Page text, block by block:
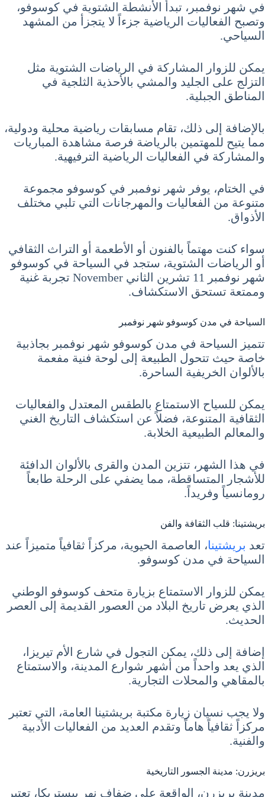
في شهر نوفمبر، تبدأ الأنشطة الشتوية في كوسوفو،
وتصبح الفعاليات الرياضية جزءاً لا يتجزأ من المشهد
السياحي.
يمكن للزوار المشاركة في الرياضات الشتوية مثل
التزلج على الجليد والمشي بالأحذية الثلجية في
المناطق الجبلية.
بالإضافة إلى ذلك، تقام مسابقات رياضية محلية ودولية،
مما يتيح للمهتمين بالرياضة فرصة مشاهدة المباريات
والمشاركة في الفعاليات الرياضية الترفيهية.
في الختام، يوفر شهر نوفمبر في كوسوفو مجموعة
متنوعة من الفعاليات والمهرجانات التي تلبي مختلف
الأذواق.
سواء كنت مهتماً بالفنون أو الأطعمة أو التراث الثقافي
أو الرياضات الشتوية، ستجد في السياحة في كوسوفو
شهر نوفمبر 11 تشرين الثاني November تجربة غنية
وممتعة تستحق الاستكشاف.
السياحة في مدن كوسوفو شهر نوفمبر
تتميز السياحة في مدن كوسوفو شهر نوفمبر بجاذبية
خاصة حيث تتحول الطبيعة إلى لوحة فنية مفعمة
بالألوان الخريفية الساحرة.
يمكن للسياح الاستمتاع بالطقس المعتدل والفعاليات
الثقافية المتنوعة، فضلاً عن استكشاف التاريخ الغني
والمعالم الطبيعية الخلابة.
في هذا الشهر، تتزين المدن والقرى بالألوان الدافئة
للأشجار المتساقطة، مما يضفي على الرحلة طابعاً
رومانسياً وفريداً.
بريشتينا: قلب الثقافة والفن
تعد بريشتينا، العاصمة الحيوية، مركزاً ثقافياً متميزاً عند
السياحة في مدن كوسوفو.
يمكن للزوار الاستمتاع بزيارة متحف كوسوفو الوطني
الذي يعرض تاريخ البلاد من العصور القديمة إلى العصر
الحديث.
إضافة إلى ذلك، يمكن التجول في شارع الأم تيريزا،
الذي يعد واحداً من أشهر شوارع المدينة، والاستمتاع
بالمقاهي والمحلات التجارية.
ولا يجب نسيان زيارة مكتبة بريشتينا العامة، التي تعتبر
مركزاً ثقافياً هاماً وتقدم العديد من الفعاليات الأدبية
والفنية.
بريزرن: مدينة الجسور التاريخية
مدينة بريزرن، الواقعة على ضفاف نهر بيستريكا، تعتبر